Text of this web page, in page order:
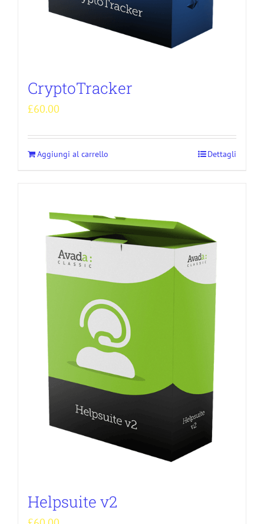
CryptoTracker
£60.00
Aggiungi al carrello Dettagli
Helpsuite v2